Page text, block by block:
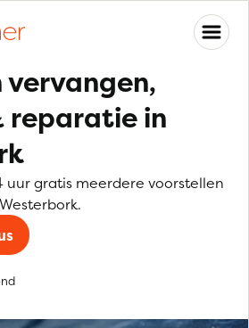
reparatie in
gratis meerdere voorstellen